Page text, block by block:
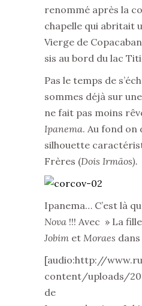
renommé après la
chapelle qui abritait
Vierge de
sis au bord du lac
Pas le temps de
sommes déjà sur
ne fait pas moins
Ipanema. Au fond on
silhouette
Frères (Dois Irmãos).
Ipanema… C’est là
Nova !!! Avec » La
Jobim et Moraes
[audio:http://
content/uploads/
de